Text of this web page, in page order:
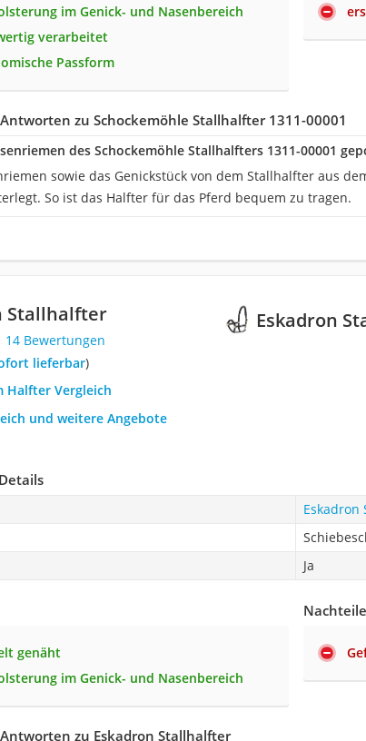
im Genick- und Nasenbereich
verarbeitet
Passform
zu Schockemöhle Stallhalfter 1311-00001
des Schockemöhle Stallhalfters 1311-00001
sowie das Genickstück von dem Stallhalfter aus
So ist das Halfter für das Pferd bequem zu tragen.
Eskadron
Stallhalfter
14 Bewertungen
lieferbar)
Halfter Vergleich
und weitere Angebote
Eskadron
Ja
genäht
im Genick- und Nasenbereich
Nachteile
zu Eskadron Stallhalfter